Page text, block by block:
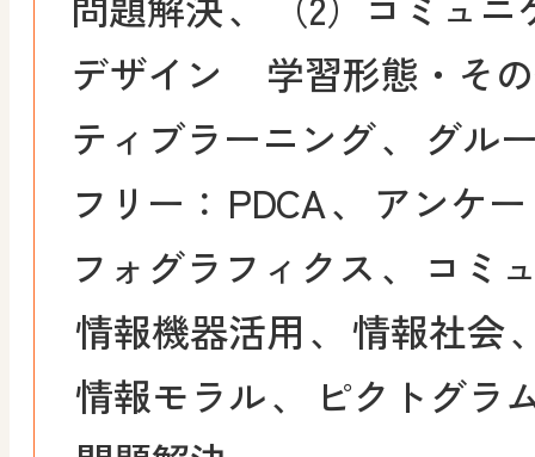
デザイン
学習形態・そ
ティブラーニング、
グル
フリー： PDCA、
アンケ
フォグラフィクス 、
コミ
情報機器活用、 情報社会
情報モラル、
ピクトグラ